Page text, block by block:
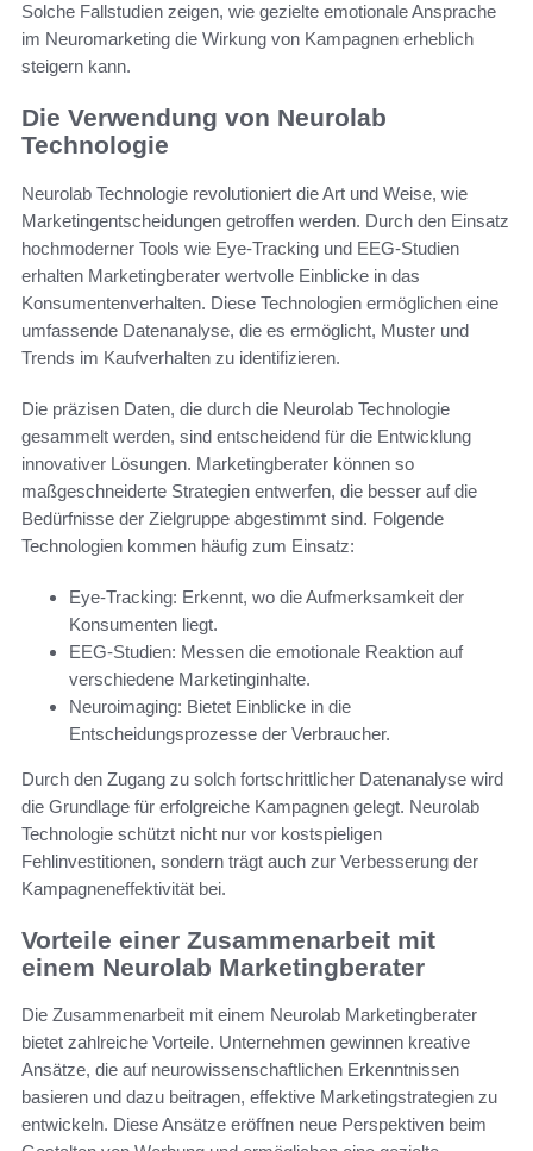
Solche Fallstudien zeigen, wie gezielte emotionale Ansprache
im Neuromarketing die Wirkung von Kampagnen erheblich
steigern kann.
Die Verwendung von Neurolab
Technologie
Neurolab Technologie revolutioniert die Art und Weise, wie
Marketingentscheidungen getroffen werden. Durch den Einsatz
hochmoderner Tools wie Eye-Tracking und EEG-Studien
erhalten Marketingberater wertvolle Einblicke in das
Konsumentenverhalten. Diese Technologien ermöglichen eine
umfassende Datenanalyse, die es ermöglicht, Muster und
Trends im Kaufverhalten zu identifizieren.
Die präzisen Daten, die durch die Neurolab Technologie
gesammelt werden, sind entscheidend für die Entwicklung
innovativer Lösungen. Marketingberater können so
maßgeschneiderte Strategien entwerfen, die besser auf die
Bedürfnisse der Zielgruppe abgestimmt sind. Folgende
Technologien kommen häufig zum Einsatz:
Eye-Tracking: Erkennt, wo die Aufmerksamkeit der
Konsumenten liegt.
EEG-Studien: Messen die emotionale Reaktion auf
verschiedene Marketinginhalte.
Neuroimaging: Bietet Einblicke in die
Entscheidungsprozesse der Verbraucher.
Durch den Zugang zu solch fortschrittlicher Datenanalyse wird
die Grundlage für erfolgreiche Kampagnen gelegt. Neurolab
Technologie schützt nicht nur vor kostspieligen
Fehlinvestitionen, sondern trägt auch zur Verbesserung der
Kampagneneffektivität bei.
Vorteile einer Zusammenarbeit mit
einem Neurolab Marketingberater
Die Zusammenarbeit mit einem Neurolab Marketingberater
bietet zahlreiche Vorteile. Unternehmen gewinnen kreative
Ansätze, die auf neurowissenschaftlichen Erkenntnissen
basieren und dazu beitragen, effektive Marketingstrategien zu
entwickeln. Diese Ansätze eröffnen neue Perspektiven beim